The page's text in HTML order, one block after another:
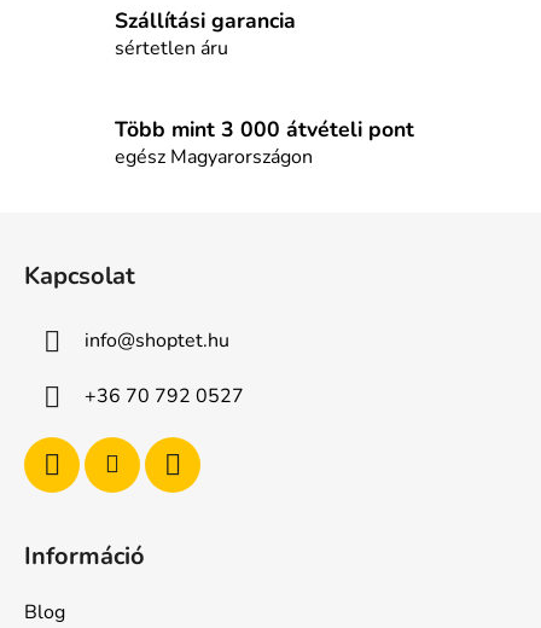
Szállítási garancia
sértetlen áru
Több mint 3 000 átvételi pont
egész Magyarországon
Kapcsolat
info@shoptet.hu
+36 70 792 0527
Információ
Blog